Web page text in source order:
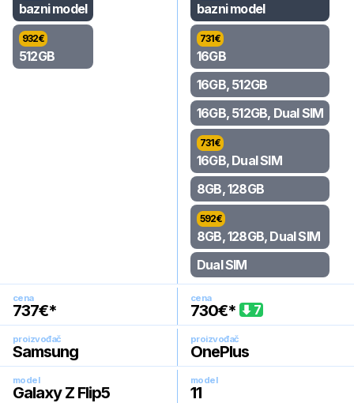
bazni model
932€
512GB
bazni model
731€
16GB
16GB, 512GB
16GB, 512GB, Dual SIM
731€
16GB, Dual SIM
8GB, 128GB
592€
8GB, 128GB, Dual SIM
Dual SIM
cena
737€*
cena
730€* 7
proizvođač
Samsung
proizvođač
OnePlus
model
Galaxy Z Flip5
model
11